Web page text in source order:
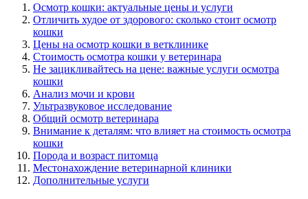
Осмотр кошки: актуальные цены и услуги
Отличить худое от здорового: сколько стоит осмотр
кошки
Цены на осмотр кошки в ветклинике
Стоимость осмотра кошки у ветеринара
Не зацикливайтесь на цене: важные услуги осмотра
кошки
Анализ мочи и крови
Ультразвуковое исследование
Общий осмотр ветеринара
Внимание к деталям: что влияет на стоимость осмотра
кошки
Порода и возраст питомца
Местонахождение ветеринарной клиники
Дополнительные услуги